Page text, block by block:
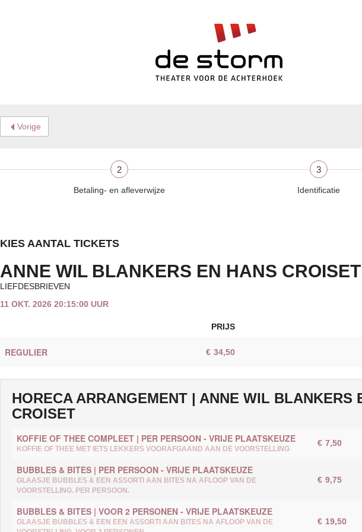
Vorige
2
Betaling- en afleverwijze
3
Identificatie
KIES AANTAL TICKETS
ANNE WIL BLANKERS EN HANS CROISET
LIEFDESBRIEVEN
11 OKT. 2026 20:15:00 UUR
PRIJS
REGULIER € 34,50
HORECA ARRANGEMENT | ANNE WIL BLANKERS
CROISET
TYPE PRIJS FEE AANTAL
KOFFIE OF THEE COMPLEET | PER PERSOON - VRIJE PLAATSKEUZE
KOFFIE OF THEE MET IETS LEKKERS VOORAFGAAND AAN DE VOORSTELLING
€ 7,50
BUBBLES & BITES | PER PERSOON - VRIJE PLAATSKEUZE
GLAASJE BUBBLES & EEN ASSORTI AAN BITES NA AFLOOP VAN DE
VOORSTELLING. PER PERSOON.
€ 9,75
BUBBLES & BITES | VOOR 2 PERSONEN - VRIJE PLAATSKEUZE
GLAASJE BUBBLES & EEN EEN ASSORTI AAN BITES NA AFLOOP VAN DE
€ 19,50